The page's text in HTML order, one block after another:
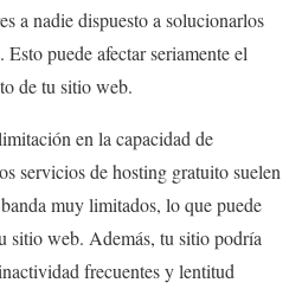
a nadie dispuesto a solucionarlos
puede afectar seriamente el
de tu sitio web.
en la capacidad de
servicios de hosting gratuito suelen
muy limitados, lo que puede
sitio web. Además, tu sitio podría
frecuentes y lentitud